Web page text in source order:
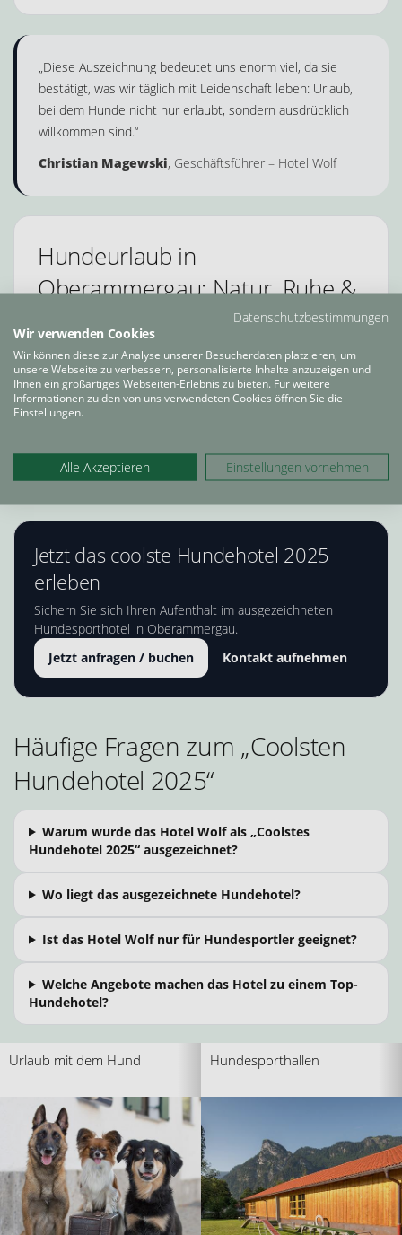
„Diese Auszeichnung bedeutet uns enorm viel, da sie
bestätigt, was wir täglich mit Leidenschaft leben: Urlaub,
bei dem Hunde nicht nur erlaubt, sondern ausdrücklich
willkommen sind.“
Christian Magewski, Geschäftsführer – Hotel Wolf
Hundeurlaub in
Oberammergau: Natur, Ruhe &
Erlebnis
Oberammergau in Bayern bietet ideale Bedingungen für
einen aktiven Urlaub mit Hund – mit Natur, Bergen und
viel Platz für gemeinsame Erlebnisse. Das Hotel Wolf
verbindet diese Lage mit einem konsequenten
und Halter.
Jetzt das coolste Hundehotel 2025
erleben
Sichern Sie sich Ihren Aufenthalt im ausgezeichneten
Hundesporthotel in Oberammergau.
Jetzt anfragen / buchen
Kontakt aufnehmen
Häufige Fragen zum „Coolsten
Hundehotel 2025“
Warum wurde das Hotel Wolf als „Coolstes
Hundehotel 2025“ ausgezeichnet?
Wo liegt das ausgezeichnete Hundehotel?
Ist das Hotel Wolf nur für Hundesportler geeignet?
Welche Angebote machen das Hotel zu einem Top-
Hundehotel?
Urlaub mit dem Hund Hundesporthallen
Datenschutzbestimmungen
Wir verwenden Cookies
Wir können diese zur Analyse unserer Besucherdaten platzieren, um
unsere Webseite zu verbessern, personalisierte Inhalte anzuzeigen und
Ihnen ein großartiges Webseiten-Erlebnis zu bieten. Für weitere
Informationen zu den von uns verwendeten Cookies öffnen Sie die
Einstellungen.
Alle Akzeptieren Einstellungen vornehmen